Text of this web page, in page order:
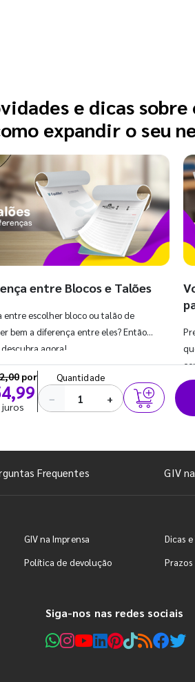
e dicas sobre
expandir o seu
entre Blocos e Talões
entre escolher bloco ou talão de
bem a diferença entre eles? Então,
agora!
por
juros
Quantidade
− +
Frequentes GIV
GIV na Imprensa Dicas
Política de devolução Prazos
Siga-nos nas redes sociais